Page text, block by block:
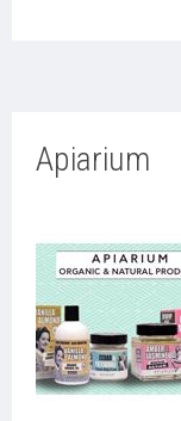
Apiarium